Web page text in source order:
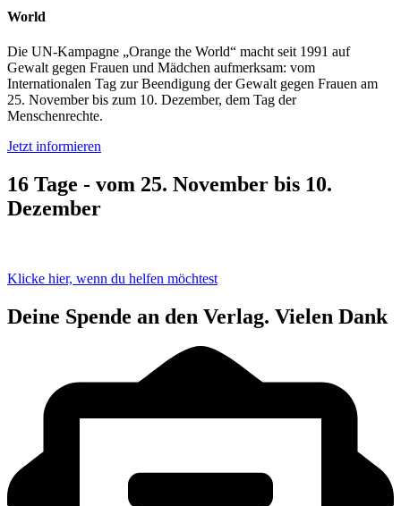
World
Die UN-Kampagne „Orange the World“ macht seit 1991 auf
Gewalt gegen Frauen und Mädchen aufmerksam: vom
Internationalen Tag zur Beendigung der Gewalt gegen Frauen am
25. November bis zum 10. Dezember, dem Tag der
Menschenrechte.
Jetzt informieren
16 Tage - vom 25. November bis 10.
Dezember
Klicke hier, wenn du helfen möchtest
Deine Spende an den Verlag. Vielen Dank